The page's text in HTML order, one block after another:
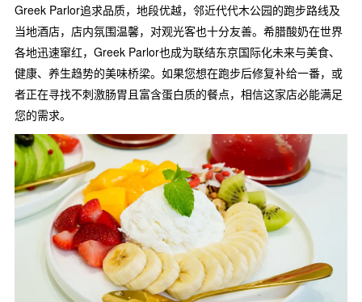
Greek Parlor追求品质，地段优越，邻近代代木公园的跑步路线及
当地酒店，店内氛围温馨，对观光客也十分友善。希腊酸奶在世界
各地迅速窜红，Greek Parlor也成为联结东京国际化未来与美食、
健康、养生趋势的美味桥梁。如果您想在跑步后修复补给一番，或
者正在寻找不刺激肠胃且富含蛋白质的餐点，相信这家店必能满足
您的需求。